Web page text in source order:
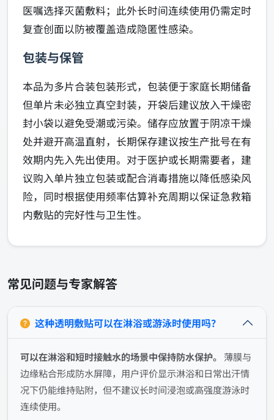
医嘱选择灭菌敷料；此外长时间连续使用仍需定时
复查创面以防被覆盖造成隐匿性感染。
包装与保管
本品为多片合装包装形式，包装便于家庭长期储备
但单片未必独立真空封装，开袋后建议放入干燥密
封小袋以避免受潮或污染。储存应放置于阴凉干燥
处并避开高温直射，长期保存建议按生产批号在有
效期内先入先出使用。对于医护或长期需要者，建
议购入单片独立包装或配合消毒措施以降低感染风
险，同时根据使用频率估算补充周期以保证急救箱
内敷贴的完好性与卫生性。
常见问题与专家解答
这种透明敷贴可以在淋浴或游泳时使用吗？
可以在淋浴和短时接触水的场景中保持防水保护。 薄膜与
边缘粘合形成防水屏障，用户评价显示淋浴和日常出汗情
况下仍能维持贴附，但不建议长时间浸泡或高强度游泳时
连续使用。